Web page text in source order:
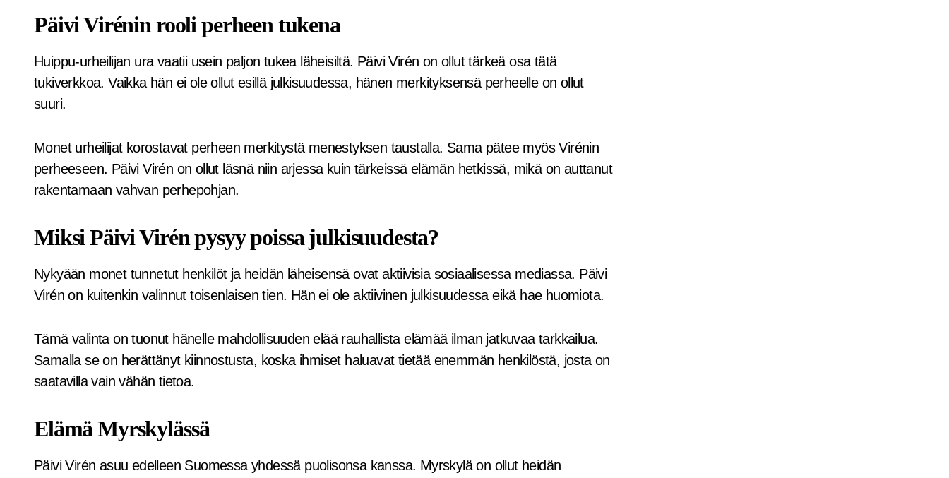
Päivi Virénin rooli perheen tukena
Huippu-urheilijan ura vaatii usein paljon tukea läheisiltä. Päivi Virén on ollut tärkeä osa tätä
tukiverkkoa. Vaikka hän ei ole ollut esillä julkisuudessa, hänen merkityksensä perheelle on ollut
suuri.
Monet urheilijat korostavat perheen merkitystä menestyksen taustalla. Sama pätee myös Virénin
perheeseen. Päivi Virén on ollut läsnä niin arjessa kuin tärkeissä elämän hetkissä, mikä on auttanut
rakentamaan vahvan perhepohjan.
Miksi Päivi Virén pysyy poissa julkisuudesta?
Nykyään monet tunnetut henkilöt ja heidän läheisensä ovat aktiivisia sosiaalisessa mediassa. Päivi
Virén on kuitenkin valinnut toisenlaisen tien. Hän ei ole aktiivinen julkisuudessa eikä hae huomiota.
Tämä valinta on tuonut hänelle mahdollisuuden elää rauhallista elämää ilman jatkuvaa tarkkailua.
Samalla se on herättänyt kiinnostusta, koska ihmiset haluavat tietää enemmän henkilöstä, josta on
saatavilla vain vähän tietoa.
Elämä Myrskylässä
Päivi Virén asuu edelleen Suomessa yhdessä puolisonsa kanssa. Myrskylä on ollut heidän